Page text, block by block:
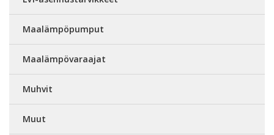
Maalämpöpumput
Maalämpövaraajat
Muhvit
Muut